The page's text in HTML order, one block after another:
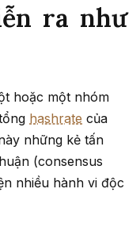
ra như
hoặc một nhóm
hashrate của
những kẻ tấn
(consensus
nhiều hành vi độc